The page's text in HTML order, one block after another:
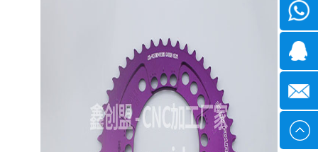
微信